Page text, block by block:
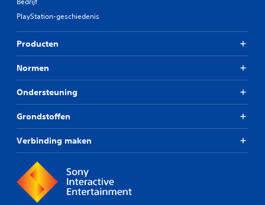
PlayStation-geschiedenis
Producten
Normen
Ondersteuning
Grondstoffen
Verbinding maken